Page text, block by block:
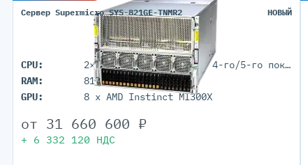
Сервер Supermicro SYS-821GE-TNMR2 НОВЫЙ
CPU:
2× Intel Xeon Scalable 4-го/5-го поколения (LGA-4677)
RAM:
8192GB (DDR5 ECC REG)
GPU:
8 x AMD Instinct MI300X
от 31 660 600 ₽
+ 6 332 120 НДС